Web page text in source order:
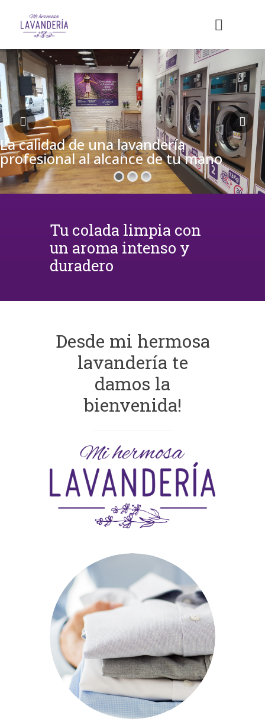
La calidad de una lavandería
profesional al alcance de tu mano
Tu colada limpia con
un aroma intenso y
duradero
Desde mi hermosa
lavandería te
damos la
bienvenida!